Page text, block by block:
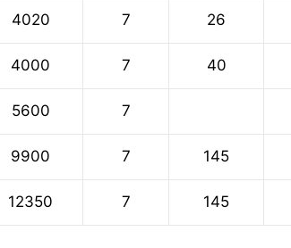
4020 7
26
4000 7 40
5600 7
9900 7 145
12350 7 145